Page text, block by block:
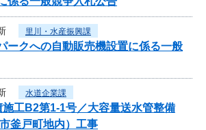
里川・水産振興課
ークへの自動販売機設置に係る一般
水道企業課
施工B2第1-1号／大容量送水管整備
釜戸町地内）工事